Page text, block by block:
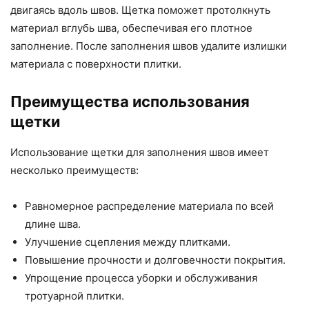
двигаясь вдоль швов. Щетка поможет протолкнуть
материал вглубь шва, обеспечивая его плотное
заполнение. После заполнения швов удалите излишки
материала с поверхности плитки.
Преимущества использования
щетки
Использование щетки для заполнения швов имеет
несколько преимуществ:
Равномерное распределение материала по всей
длине шва.
Улучшение сцепления между плитками.
Повышение прочности и долговечности покрытия.
Упрощение процесса уборки и обслуживания
тротуарной плитки.